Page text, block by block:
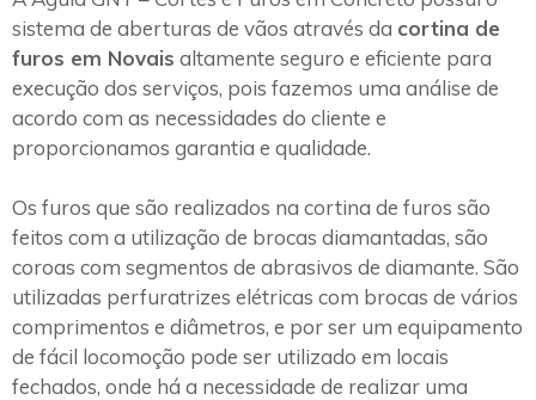
sistema de aberturas de vãos através da cortina de
furos em Novais altamente seguro e eficiente para
execução dos serviços, pois fazemos uma análise de
acordo com as necessidades do cliente e
proporcionamos garantia e qualidade.
Os furos que são realizados na cortina de furos são
feitos com a utilização de brocas diamantadas, são
coroas com segmentos de abrasivos de diamante. São
utilizadas perfuratrizes elétricas com brocas de vários
comprimentos e diâmetros, e por ser um equipamento
de fácil locomoção pode ser utilizado em locais
fechados, onde há a necessidade de realizar uma